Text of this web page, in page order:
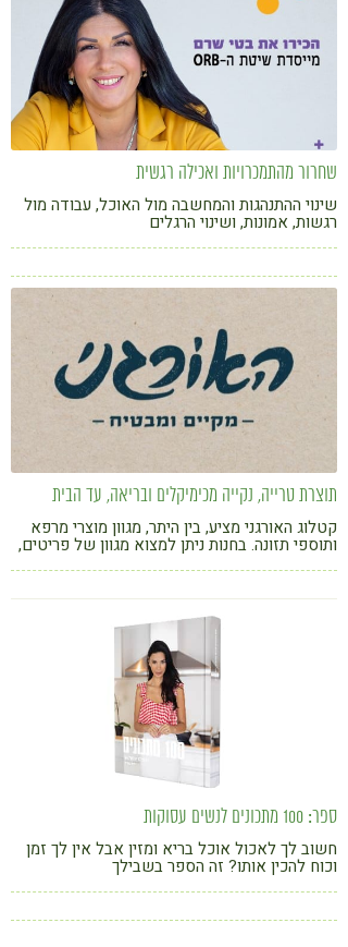
שחרור מהתמכרויות ואכילה רגשית
שינוי ההתנהגות והמחשבה מול האוכל, עבודה מול
רגשות, אמונות, ושינוי הרגלים
תוצרת טרייה, נקייה מכימיקלים ובריאה, עד הבית
קטלוג האורגני מציע, בין היתר, מגוון מוצרי מרפא
ותוספי תזונה. בחנות ניתן למצוא מגוון של פריטים,
ספר: 100 מתכונים לנשים עסוקות
חשוב לך לאכול אוכל בריא ומזין אבל אין לך זמן
וכוח להכין אותו? זה הספר בשבילך